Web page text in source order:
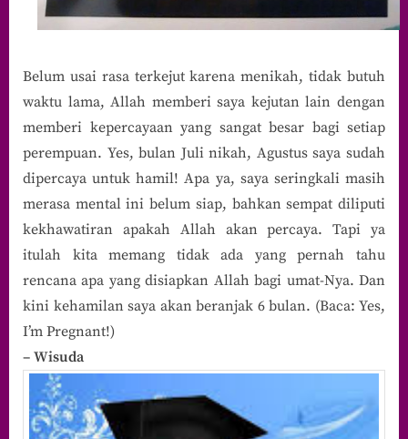
Belum usai rasa terkejut karena menikah, tidak butuh
waktu lama, Allah memberi saya kejutan lain dengan
memberi kepercayaan yang sangat besar bagi setiap
perempuan. Yes, bulan Juli nikah, Agustus saya sudah
dipercaya untuk hamil! Apa ya, saya seringkali masih
merasa mental ini belum siap, bahkan sempat diliputi
kekhawatiran apakah Allah akan percaya. Tapi ya
itulah kita memang tidak ada yang pernah tahu
rencana apa yang disiapkan Allah bagi umat-Nya. Dan
kini kehamilan saya akan beranjak 6 bulan. (Baca: Yes,
I’m Pregnant!)
– Wisuda